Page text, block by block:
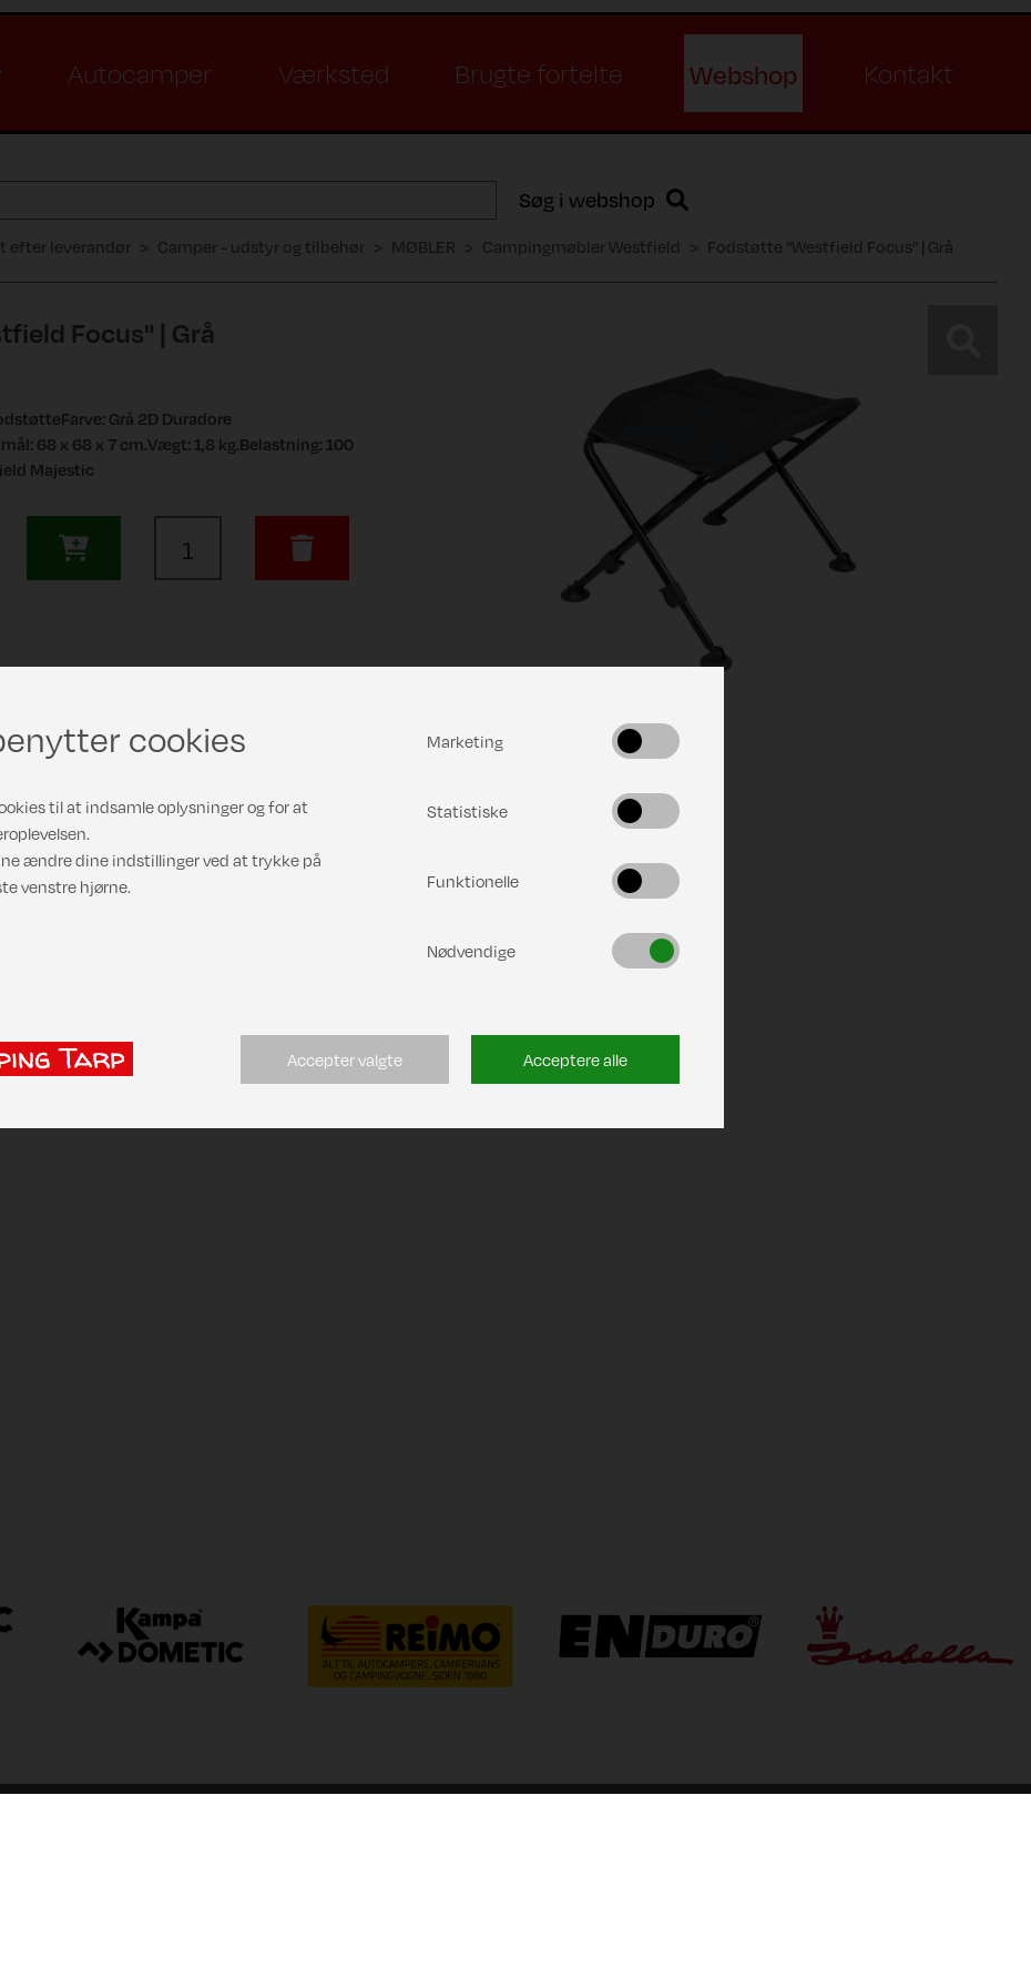
Autocamper Værksted Brugte fortelte Webshop Kontakt
Søg i webshop
efter leverandør Camper - udstyr og tilbehør MØBLER Campingmøbler Westfield Fodstøtte "Westfield Focus" | Grå
Focus" | Grå
Grå 2D Duradore
68 x 68 x 7 cm.Vægt: 1,8 kg.Belastning: 100
Majestic
cookies
til at indsamle oplysninger og for at
ændre dine indstillinger ved at trykke på
venstre hjørne.
Marketing
Statistiske
Funktionelle
Nødvendige
Accepter valgte Acceptere alle